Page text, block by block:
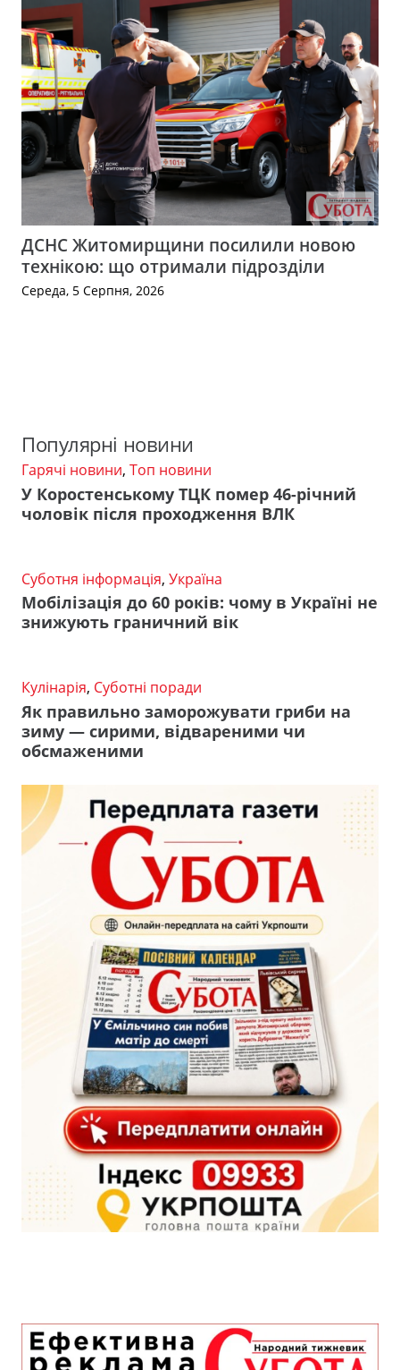
ДСНС Житомирщини посилили новою
технікою: що отримали підрозділи
Середа, 5 Серпня, 2026
Популярні новини
Гарячі новини, Топ новини
У Коростенському ТЦК помер 46-річний
чоловік після проходження ВЛК
Суботня інформація, Україна
Мобілізація до 60 років: чому в Україні не
знижують граничний вік
Кулінарія, Суботні поради
Як правильно заморожувати гриби на
зиму — сирими, відвареними чи
обсмаженими